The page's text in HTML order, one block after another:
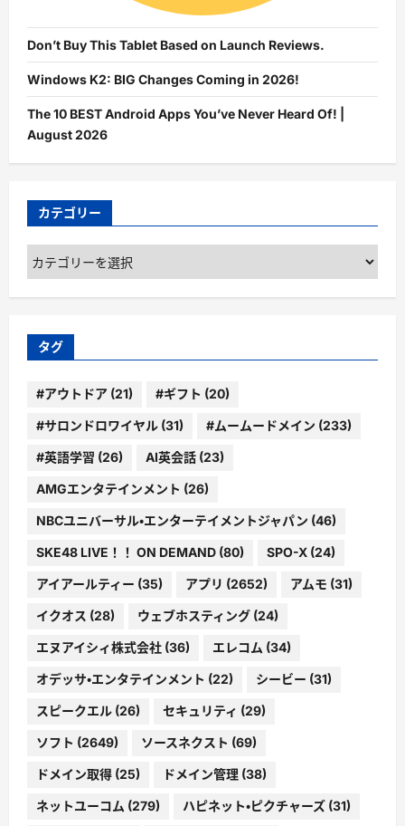
Don’t Buy This Tablet Based on Launch Reviews.
Windows K2: BIG Changes Coming in 2026!
The 10 BEST Android Apps You’ve Never Heard Of! |
August 2026
カテゴリー
カ
ゴ
ー
タグ
#アウトドア (21) #ギフト (20)
#サロンドロワイヤル (31) #ムームードメイン (233)
#英語学習 (26) AI英会話 (23)
AMGエンタテインメント (26)
NBCユニバーサル・エンターテイメントジャパン (46)
SKE48 LIVE！！ ON DEMAND (80) SPO-X (24)
アイアールティー (35) アプリ (2652) アムモ (31)
イクオス (28) ウェブホスティング (24)
エヌアイシィ株式会社 (36) エレコム (34)
オデッサ・エンタテインメント (22) シービー (31)
スピークエル (26) セキュリティ (29)
ソフト (2649) ソースネクスト (69)
ドメイン取得 (25) ドメイン管理 (38)
ネットユーコム (279) ハピネット・ピクチャーズ (31)